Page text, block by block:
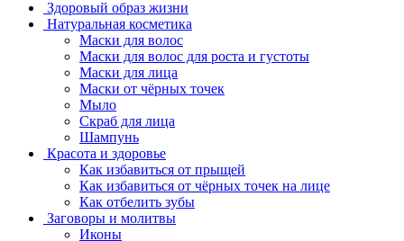
Здоровый образ жизни
Натуральная косметика
Маски для волос
Маски для волос для роста и густоты
Маски для лица
Маски от чёрных точек
Мыло
Скраб для лица
Шампунь
Красота и здоровье
Как избавиться от прыщей
Как избавиться от чёрных точек на лице
Как отбелить зубы
Заговоры и молитвы
Иконы